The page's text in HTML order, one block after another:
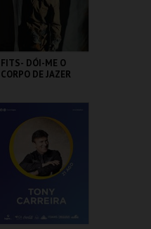
COMPRAR
FITS- DÓI-ME O
CORPO DE JAZER
FÓRUM LUÍSA TODI
MAIS INFO
COMPRAR